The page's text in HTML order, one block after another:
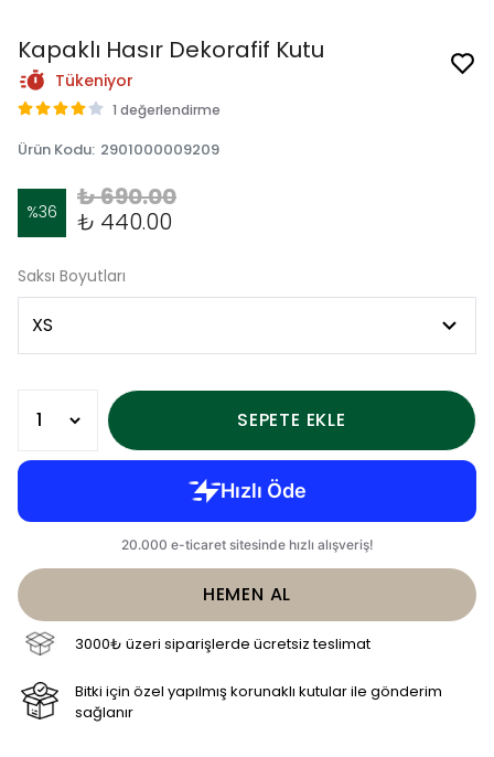
Kapaklı Hasır Dekorafif Kutu
Tükeniyor
1 değerlendirme
Ürün Kodu: 2901000009209
%36
₺ 690.00
₺ 440.00
Saksı Boyutları
SEPETE EKLE
HEMEN AL
3000₺ üzeri siparişlerde ücretsiz teslimat
Bitki için özel yapılmış korunaklı kutular ile gönderim
sağlanır